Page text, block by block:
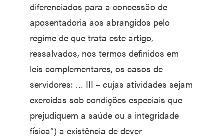
diferenciados para a concessão de
aposentadoria aos abrangidos pelo
regime de que trata este artigo,
ressalvados, nos termos definidos em
leis complementares, os casos de
servidores: … III – cujas atividades sejam
exercidas sob condições especiais que
prejudiquem a saúde ou a integridade
física”) a existência de dever